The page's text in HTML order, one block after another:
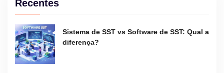
Recentes
Sistema de SST vs Software de SST: Qual a
diferença?